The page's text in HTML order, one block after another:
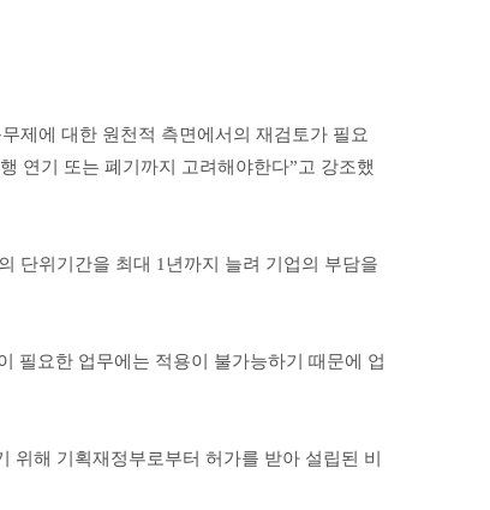
제에 대한 원천적 측면에서의 재검토가 필요
연기 또는 폐기까지 고려해야한다”고 강조했
단위기간을 최대 1년까지 늘려 기업의 부담을
필요한 업무에는 적용이 불가능하기 때문에 업
해 기획재정부로부터 허가를 받아 설립된 비